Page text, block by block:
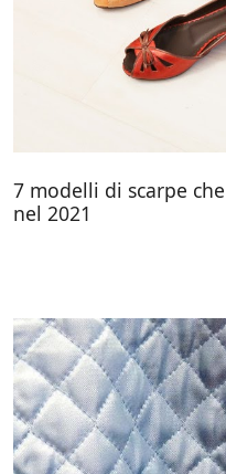
7 modelli di scarpe
nel 2021